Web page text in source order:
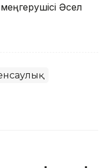
меңгерушісі Әсел